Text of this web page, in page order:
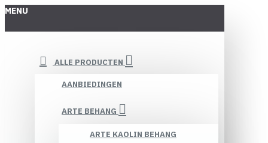
MENU
ALLE PRODUCTEN
AANBIEDINGEN
ARTE BEHANG
ARTE KAOLIN BEHANG